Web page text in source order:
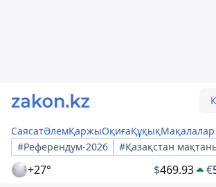
СаясатӘлемҚаржыОқиғаҚұқықМақалалар
#Референдум-2026
#Қазақстан
+27° $469.93 €